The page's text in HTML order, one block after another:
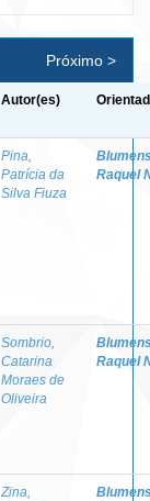
Próximo >
Autor(es)
Pina,
Patrícia da
Silva Fiuza
Raquel
Sombrio,
Catarina
Moraes de
Oliveira
Raquel
Zina,